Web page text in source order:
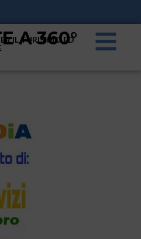
A 360°
IL TURISIMO ED